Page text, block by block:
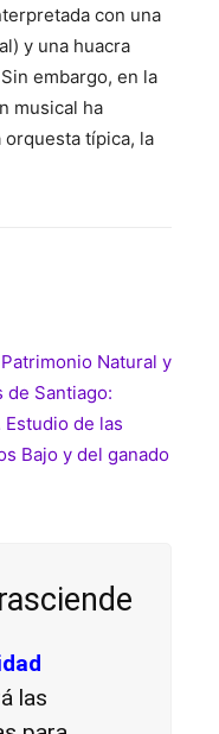
con una
y una huacra
embargo, en la
musical ha
típica, la
Natural y
de Santiago:
de las
Bajo y del ganado
las